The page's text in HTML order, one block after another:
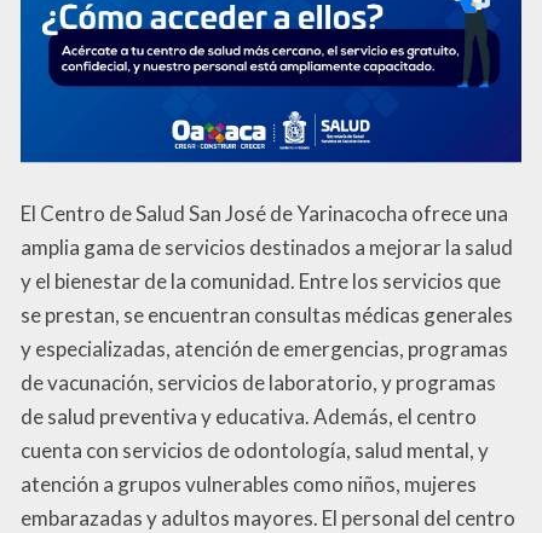
El Centro de Salud San José de Yarinacocha ofrece una
amplia gama de servicios destinados a mejorar la salud
y el bienestar de la comunidad. Entre los servicios que
se prestan, se encuentran consultas médicas generales
y especializadas, atención de emergencias, programas
de vacunación, servicios de laboratorio, y programas
de salud preventiva y educativa. Además, el centro
cuenta con servicios de odontología, salud mental, y
atención a grupos vulnerables como niños, mujeres
embarazadas y adultos mayores. El personal del centro